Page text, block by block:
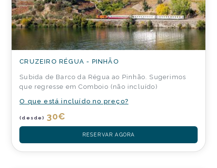
CRUZEIRO RÉGUA - PINHÃO
Subida de Barco da Régua ao Pinhão. Sugerimos
que regresse em Comboio (não incluído)
O que está incluído no preço?
(desde) 30€
RESERVAR AGORA